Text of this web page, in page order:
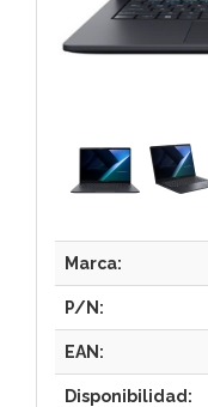
Marca:
P/N:
EAN:
Disponibilidad: